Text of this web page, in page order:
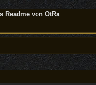
Readme von OtRa